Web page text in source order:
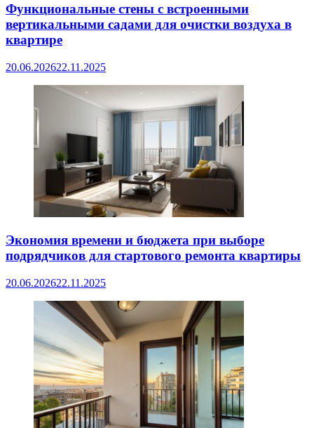
Функциональные стены с встроенными
вертикальными садами для очистки воздуха в
квартире
20.06.202622.11.2025
Экономия времени и бюджета при выборе
подрядчиков для стартового ремонта квартиры
20.06.202622.11.2025